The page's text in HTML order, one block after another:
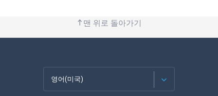
맨 위로 돌아가기
영어(미국)